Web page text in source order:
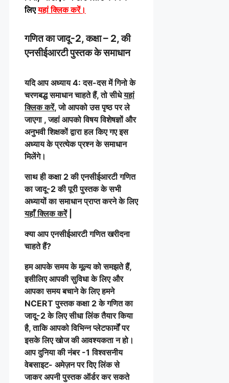
लिएयहां क्लिक करें।
गणित का जादू-2, कक्षा – 2, की
एनसीईआरटी पुस्तक के समाधान
यदि आप अध्याय 4: दस-दस में गिनो के
चरणबद्ध समाधान चाहते हैं, तो सीधेयहां
क्लिक करें, जो आपको उस पृष्ठ पर ले
जाएगा , जहां आपको विषय विशेषज्ञों और
अनुभवी शिक्षकों द्वारा हल किए गए इस
अध्याय के प्रत्येक प्रश्न के समाधान
मिलेंगे।
साथ ही कक्षा 2 की एनसीईआरटी गणित
का जादू-2 की पूरी पुस्तक के सभी
अध्यायों का समाधान प्राप्त करने के लिए
यहाँ क्लिक करेें|
क्या आप एनसीईआरटी गणित खरीदना
चाहते हैं?
हम आपके समय के मूल्य को समझते हैं,
इसीलिए आपकी सुविधा के लिए और
आपका समय बचाने के लिए हमने
NCERT पुस्तक कक्षा 2 के गणित का
जादू-2 के लिए सीधा लिंक तैयार किया
है, ताकि आपको विभिन्न प्लेटफार्मों पर
इसके लिए खोज की आवश्यकता न हो।
आप दुनिया की नंबर -1 विश्वसनीय
वेबसाइट- अमेज़न पर दिए लिंक से
जाकर अपनी पुस्तक ऑर्डर कर सकते